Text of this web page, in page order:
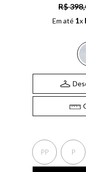
R$
Em até 1x
PP P